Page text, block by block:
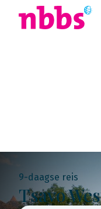
9-daagse reis
Tsavo